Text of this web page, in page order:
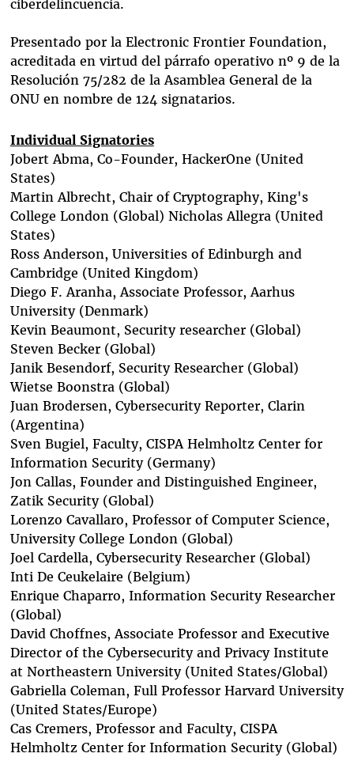
ciberdelincuencia.
Presentado por la Electronic Frontier Foundation,
acreditada en virtud del párrafo operativo nº 9 de la
Resolución 75/282 de la Asamblea General de la
ONU en nombre de 124 signatarios.
Individual Signatories
Jobert Abma, Co-Founder, HackerOne (United
States)
Martin Albrecht, Chair of Cryptography, King's
College London (Global) Nicholas Allegra (United
States)
Ross Anderson, Universities of Edinburgh and
Cambridge (United Kingdom)
Diego F. Aranha, Associate Professor, Aarhus
University (Denmark)
Kevin Beaumont, Security researcher (Global)
Steven Becker (Global)
Janik Besendorf, Security Researcher (Global)
Wietse Boonstra (Global)
Juan Brodersen, Cybersecurity Reporter, Clarin
(Argentina)
Sven Bugiel, Faculty, CISPA Helmholtz Center for
Information Security (Germany)
Jon Callas, Founder and Distinguished Engineer,
Zatik Security (Global)
Lorenzo Cavallaro, Professor of Computer Science,
University College London (Global)
Joel Cardella, Cybersecurity Researcher (Global)
Inti De Ceukelaire (Belgium)
Enrique Chaparro, Information Security Researcher
(Global)
David Choffnes, Associate Professor and Executive
Director of the Cybersecurity and Privacy Institute
at Northeastern University (United States/Global)
Gabriella Coleman, Full Professor Harvard University
(United States/Europe)
Cas Cremers, Professor and Faculty, CISPA
Helmholtz Center for Information Security (Global)